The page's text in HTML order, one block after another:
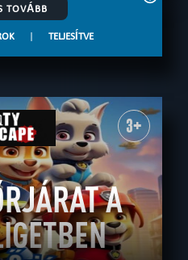
TOVÁBB
| TELJESÍTVE
3+
A